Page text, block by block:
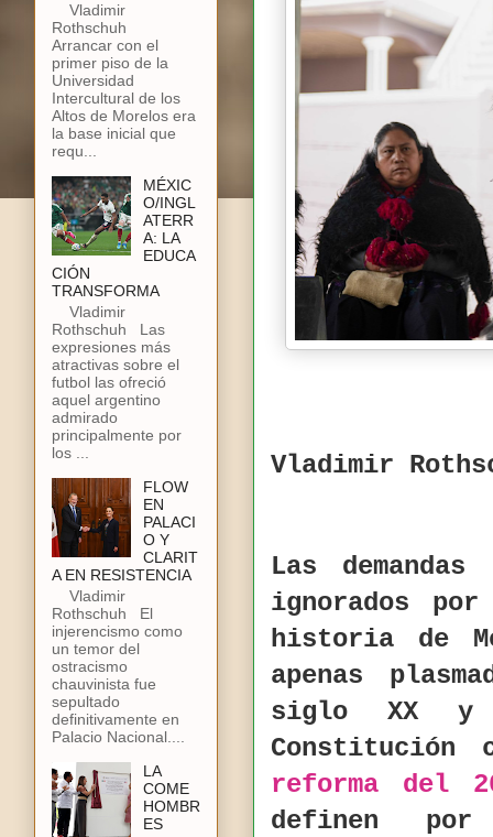
Vladimir
Las
ignorados
historia de
apenas
siglo XX y
reforma del
definen
Vladimir
Rothschuh
Arrancar con el
primer piso de la
Universidad
Intercultural de los
Altos de Morelos era
la base inicial que
requ...
MÉXIC
O/INGL
ATERR
A: LA
EDUCA
CIÓN
TRANSFORMA
Vladimir
Rothschuh Las
expresiones más
atractivas sobre el
futbol las ofreció
aquel argentino
admirado
principalmente por
los ...
FLOW
EN
PALACI
O Y
CLARIT
A EN RESISTENCIA
Vladimir
Rothschuh El
injerencismo como
un temor del
ostracismo
chauvinista fue
sepultado
definitivamente en
Palacio Nacional....
LA
COME
HOMBR
ES